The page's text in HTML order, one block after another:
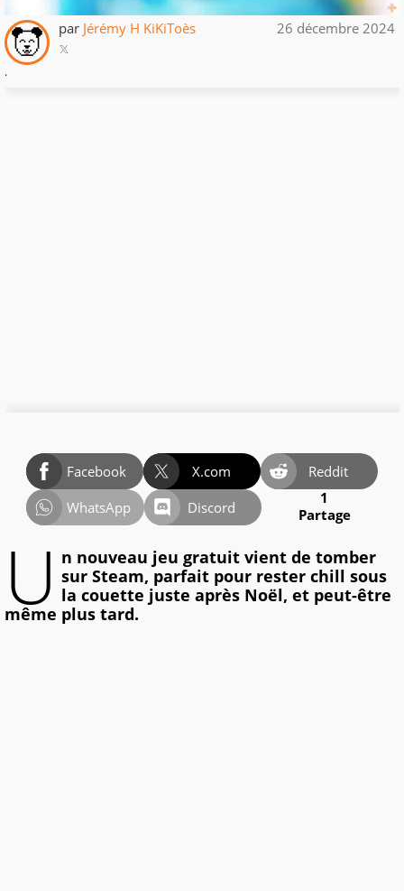
par Jérémy H KiKiToès 26 décembre 2024
.
Facebook X.com
Reddit
WhatsApp
Discord
1
Partage
U n nouveau jeu gratuit vient de tomber
sur Steam, parfait pour rester chill sous
la couette juste après Noël, et peut-être
même plus tard.